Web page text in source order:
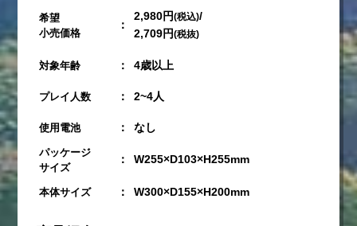
希望
小売価格
：
2,980円(税込)/
2,709円(税抜)
対象年齢 ： 4歳以上
プレイ人数 ： 2~4人
使用電池 ： なし
パッケージ
サイズ
： W255×D103×H255mm
本体サイズ ： W300×D155×H200mm